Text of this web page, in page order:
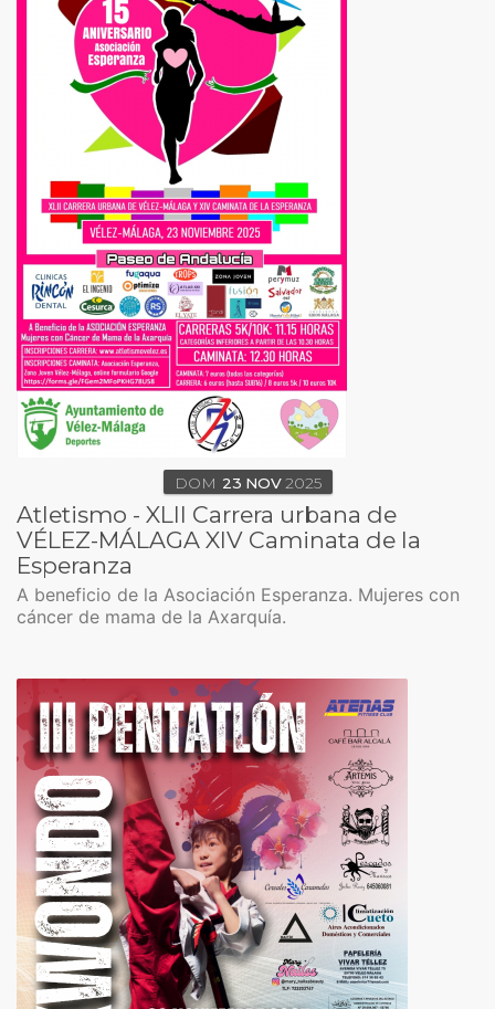
DOM 23 NOV 2025
Atletismo - XLII Carrera urbana de
VÉLEZ-MÁLAGA XIV Caminata de la
Esperanza
A beneficio de la Asociación Esperanza. Mujeres con
cáncer de mama de la Axarquía.